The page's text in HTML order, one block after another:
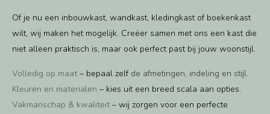
Of je nu een inbouwkast, wandkast, kledingkast of boekenkast
wilt, wij maken het mogelijk. Creëer samen met ons een kast die
niet alleen praktisch is, maar ook perfect past bij jouw woonstijl.
Volledig op maat – bepaal zelf de afmetingen, indeling en stijl.
Kleuren en materialen – kies uit een breed scala aan opties.
Vakmanschap & kwaliteit – wij zorgen voor een perfecte